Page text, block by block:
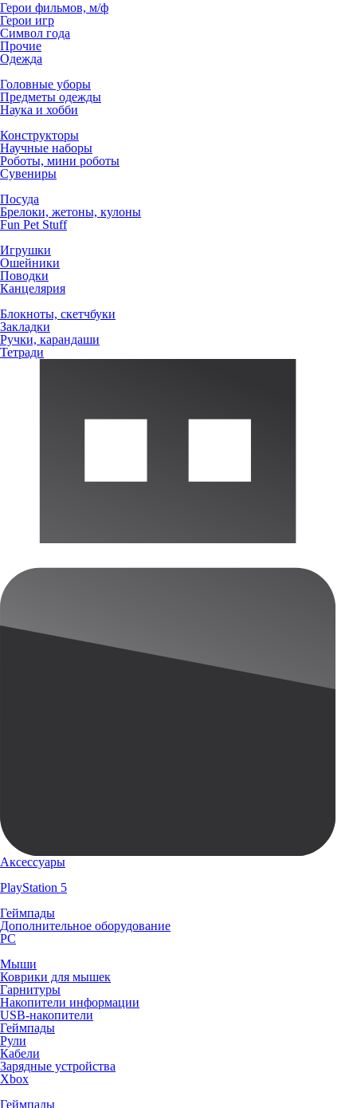
Герои фильмов, м/ф
Герои игр
Символ года
Прочие
Одежда
Головные уборы
Предметы одежды
Наука и хобби
Конструкторы
Научные наборы
Роботы, мини роботы
Сувениры
Посуда
Брелоки, жетоны, кулоны
Fun Pet Stuff
Игрушки
Ошейники
Поводки
Канцелярия
Блокноты, скетчбуки
Закладки
Ручки, карандаши
Тетради
Аксессуары
PlayStation 5
Геймпады
Дополнительное оборудование
PC
Мыши
Коврики для мышек
Гарнитуры
Накопители информации
USB-накопители
Геймпады
Рули
Кабели
Зарядные устройства
Xbox
Геймпады